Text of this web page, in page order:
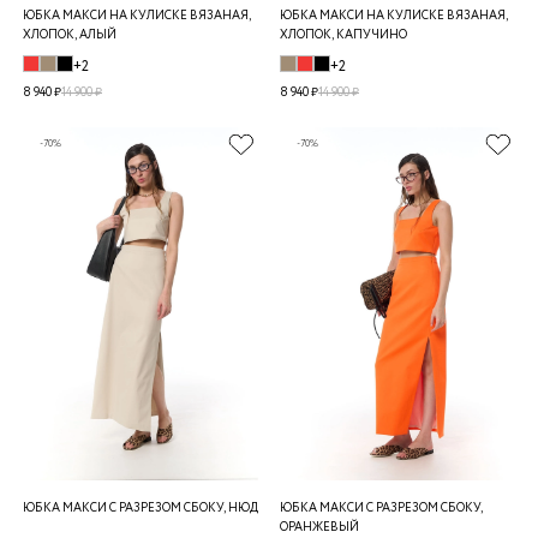
ЮБКА МАКСИ НА КУЛИСКЕ ВЯЗАНАЯ,
ХЛОПОК, АЛЫЙ
+2
8 940 ₽14 900 ₽
ЮБКА МАКСИ НА КУЛИСКЕ ВЯЗАНАЯ,
ХЛОПОК, КАПУЧИНО
+2
8 940 ₽14 900 ₽
-70%
ЮБКА МАКСИ C РАЗРЕЗОМ СБОКУ, НЮД
-70%
ЮБКА МАКСИ C РАЗРЕЗОМ СБОКУ,
ОРАНЖЕВЫЙ